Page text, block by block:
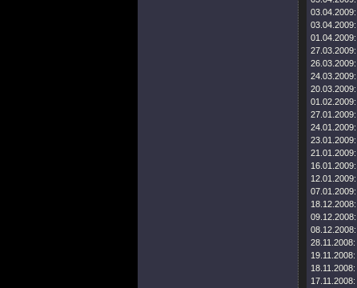
03.04.2009:
03.04.2009:
01.04.2009:
27.03.2009:
26.03.2009:
24.03.2009:
20.03.2009:
01.02.2009:
27.01.2009:
24.01.2009:
23.01.2009:
21.01.2009:
16.01.2009:
12.01.2009:
07.01.2009:
18.12.2008:
09.12.2008:
08.12.2008:
28.11.2008:
19.11.2008:
18.11.2008:
17.11.2008: